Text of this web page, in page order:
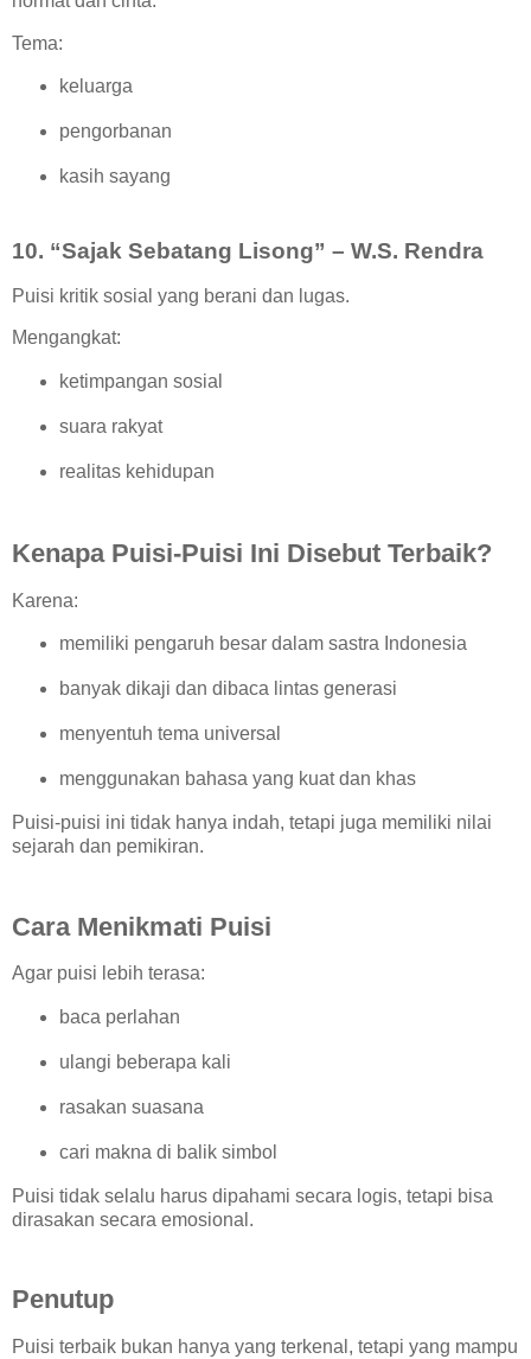
Tema:
keluarga
pengorbanan
kasih sayang
10. “Sajak Sebatang Lisong” – W.S. Rendra
Puisi kritik sosial yang berani dan lugas.
Mengangkat:
ketimpangan sosial
suara rakyat
realitas kehidupan
Kenapa Puisi-Puisi Ini Disebut Terbaik?
Karena:
memiliki pengaruh besar dalam sastra Indonesia
banyak dikaji dan dibaca lintas generasi
menyentuh tema universal
menggunakan bahasa yang kuat dan khas
Puisi-puisi ini tidak hanya indah, tetapi juga memiliki nilai
sejarah dan pemikiran.
Cara Menikmati Puisi
Agar puisi lebih terasa:
baca perlahan
ulangi beberapa kali
rasakan suasana
cari makna di balik simbol
Puisi tidak selalu harus dipahami secara logis, tetapi bisa
dirasakan secara emosional.
Penutup
Puisi terbaik bukan hanya yang terkenal, tetapi yang mampu